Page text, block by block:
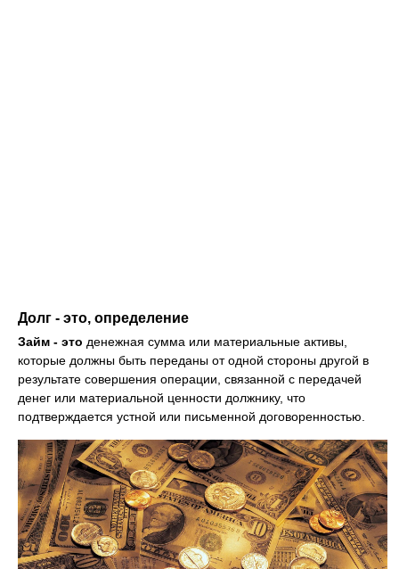
Долг - это, определение
Займ - это денежная сумма или материальные активы,
которые должны быть переданы от одной стороны другой в
результате совершения операции, связанной с передачей
денег или материальной ценности должнику, что
подтверждается устной или письменной договоренностью.